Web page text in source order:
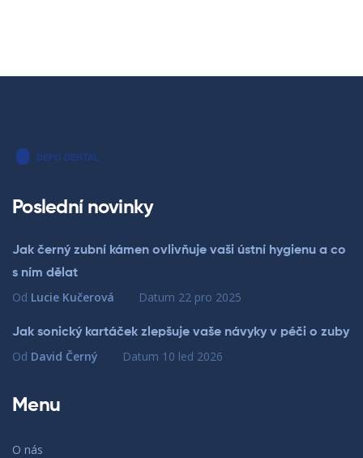
Poslední novinky
Jak černý zubní kámen ovlivňuje vaši ústní hygienu a co
s ním dělat
Od Lucie Kučerová Datum 22 pro 2025
Jak sonický kartáček zlepšuje vaše návyky v péči o zuby
Od David Černý Datum 10 led 2026
Menu
O nás